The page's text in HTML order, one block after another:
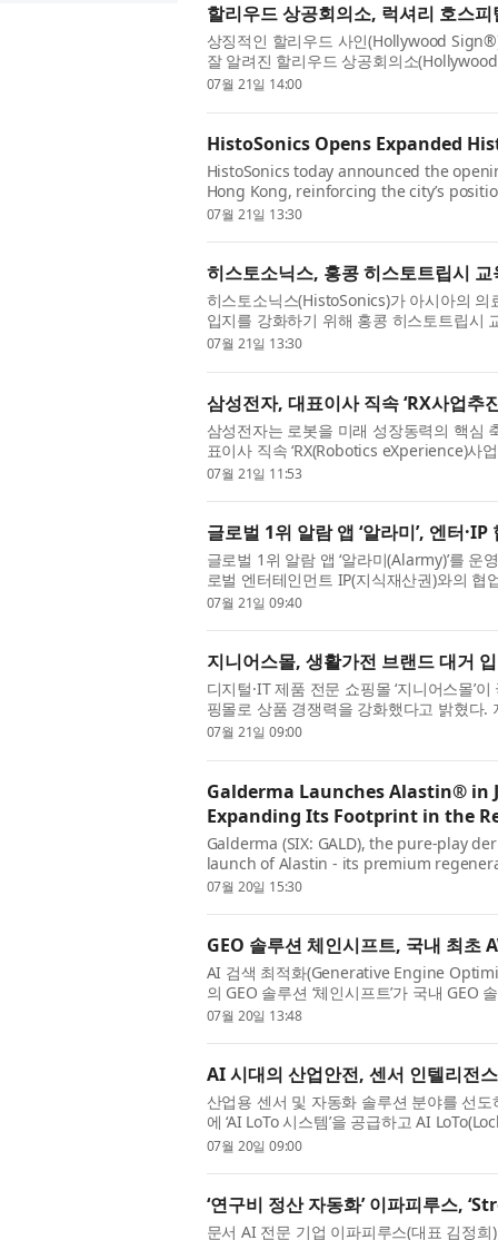
할리우드 상공회의소, 럭셔리 호스
상징적인 할리우드 사인(Hollywood
잘 알려진 할리우드 상공회의소
Scene Hotels & Resorts)와의 ...
07월 21일 14:00
HistoSonics Opens Expanded
HistoSonics today announced the
Hong Kong, reinforcing the city’s
collaboration, and innovat...
07월 21일 13:30
히스토소닉스, 홍콩 히스토트립시
히스토소닉스(HistoSonics)가 아시아의
입지를 강화하기 위해 홍콩 히스토트립
고 밝혔다. 이 센터는...
07월 21일 13:30
삼성전자, 대표이사 직속 ‘RX사업추
삼성전자는 로봇을 미래 성장동력의 핵심
표이사 직속 ‘RX(Robotics eXperience)사
을 통해 그간 전사적...
07월 21일 11:53
글로벌 1위 알람 앱 ‘알라미’, 엔터
글로벌 1위 알람 앱 ‘알라미(Alarmy)’를
로벌 엔터테인먼트 IP(지식재산권)와의
드시 거치는 알람 화...
07월 21일 09:40
지니어스몰, 생활가전 브랜드 대거
디지털·IT 제품 전문 쇼핑몰 ‘지니어스몰’
핑몰로 상품 경쟁력을 강화했다고 밝혔다.
품군에서 한 단계 ...
07월 21일 09:00
Galderma Launches Alastin® in
Expanding Its Footprint in the
Galderma (SIX: GALD), the pure-play
launch of Alastin - its premium
brand recently launched in Taiwa...
07월 20일 15:30
GEO 솔루션 체인시프트, 국내 최초
AI 검색 최적화(Generative Engine
의 GEO 솔루션 ‘체인시프트’가 국내
AWS) 마켓플레이스(Marketpla...
07월 20일 13:48
AI 시대의 산업안전, 센서 인텔리전
산업용 센서 및 자동화 솔루션 분야를 선
에 ‘AI LoTo 시스템’을 공급하고 AI
나선다. 최근 제조업...
07월 20일 09:00
‘연구비 정산 자동화’ 이파피루스,
문서 AI 전문 기업 이파피루스(대표 김정